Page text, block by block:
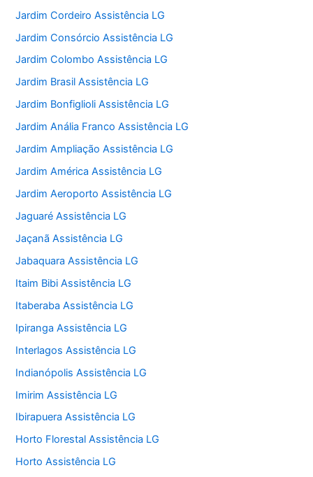
Jardim Cordeiro Assistência LG
Jardim Consórcio Assistência LG
Jardim Colombo Assistência LG
Jardim Brasil Assistência LG
Jardim Bonfiglioli Assistência LG
Jardim Anália Franco Assistência LG
Jardim Ampliação Assistência LG
Jardim América Assistência LG
Jardim Aeroporto Assistência LG
Jaguaré Assistência LG
Jaçanã Assistência LG
Jabaquara Assistência LG
Itaim Bibi Assistência LG
Itaberaba Assistência LG
Ipiranga Assistência LG
Interlagos Assistência LG
Indianópolis Assistência LG
Imirim Assistência LG
Ibirapuera Assistência LG
Horto Florestal Assistência LG
Horto Assistência LG